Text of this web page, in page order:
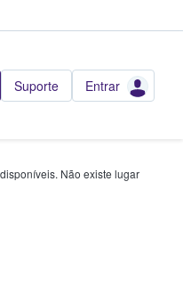
Suporte Entrar
Não existe lugar